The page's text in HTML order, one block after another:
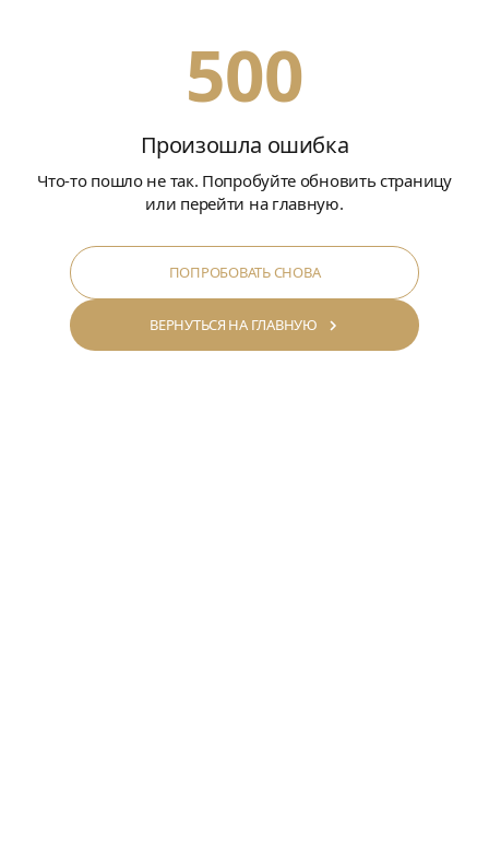
500
Произошла ошибка
Что-то пошло не так. Попробуйте обновить страницу
или перейти на главную.
ПОПРОБОВАТЬ СНОВА
ВЕРНУТЬСЯ НА ГЛАВНУЮ